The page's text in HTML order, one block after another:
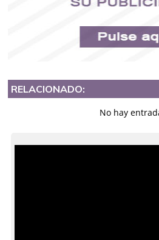
RELACIONADO:
No hay